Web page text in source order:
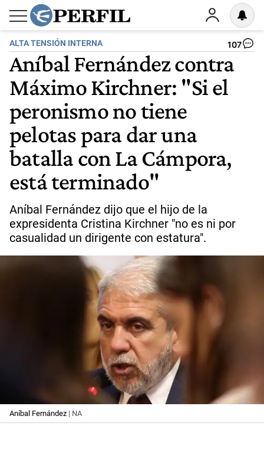
ALTA TENSIÓN INTERNA 107
Aníbal Fernández contra
Máximo Kirchner: "Si el
peronismo no tiene
pelotas para dar una
batalla con La Cámpora,
está terminado"
Aníbal Fernández dijo que el hijo de la
expresidenta Cristina Kirchner "no es ni por
casualidad un dirigente con estatura".
Aníbal Fernández | NA